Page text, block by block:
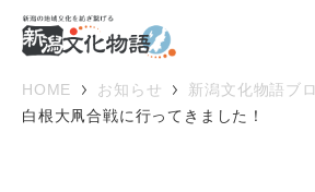
HOME お知らせ
新潟文化物語ブ
白根大凧合戦に行ってきました！